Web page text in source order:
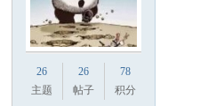
国
26
主题
26
帖子
78
积分